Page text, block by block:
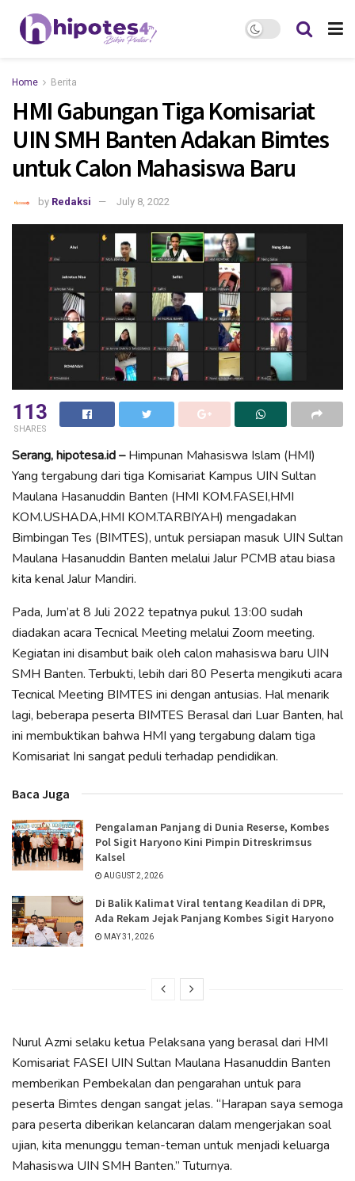
Home Berita
HMI Gabungan Tiga Komisariat
UIN SMH Banten Adakan Bimtes
untuk Calon Mahasiswa Baru
by Redaksi July 8, 2022
113
SHARES
Serang, hipotesa.id –Himpunan Mahasiswa Islam (HMI)
Yang tergabung dari tiga Komisariat Kampus UIN Sultan
Maulana Hasanuddin Banten (HMI KOM.FASEI,HMI
KOM.USHADA,HMI KOM.TARBIYAH) mengadakan
Bimbingan Tes (BIMTES), untuk persiapan masuk UIN Sultan
Maulana Hasanuddin Banten melalui Jalur PCMB atau biasa
kita kenal Jalur Mandiri.
Pada, Jum’at 8 Juli 2022 tepatnya pukul 13:00 sudah
diadakan acara Tecnical Meeting melalui Zoom meeting.
Kegiatan ini disambut baik oleh calon mahasiswa baru UIN
SMH Banten. Terbukti, lebih dari 80 Peserta mengikuti acara
Tecnical Meeting BIMTES ini dengan antusias. Hal menarik
lagi, beberapa peserta BIMTES Berasal dari Luar Banten, hal
ini membuktikan bahwa HMI yang tergabung dalam tiga
Komisariat Ini sangat peduli terhadap pendidikan.
Baca Juga
Pengalaman Panjang di Dunia Reserse, Kombes
Pol Sigit Haryono Kini Pimpin Ditreskrimsus
Kalsel
AUGUST 2, 2026
Di Balik Kalimat Viral tentang Keadilan di DPR,
Ada Rekam Jejak Panjang Kombes Sigit Haryono
MAY 31, 2026
Nurul Azmi selaku ketua Pelaksana yang berasal dari HMI
Komisariat FASEI UIN Sultan Maulana Hasanuddin Banten
memberikan Pembekalan dan pengarahan untuk para
peserta Bimtes dengan sangat jelas. “Harapan saya semoga
para peserta diberikan kelancaran dalam mengerjakan soal
ujian, kita menunggu teman-teman untuk menjadi keluarga
Mahasiswa UIN SMH Banten.” Tuturnya.